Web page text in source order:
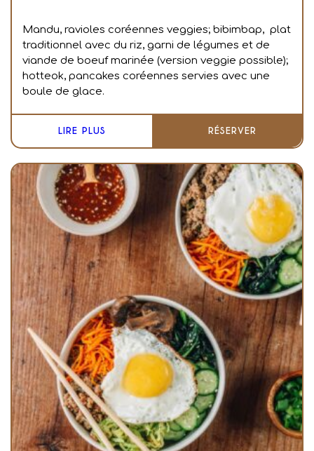
Mandu, ravioles coréennes veggies; bibimbap, plat
traditionnel avec du riz, garni de légumes et de
viande de boeuf marinée (version veggie possible);
hotteok, pancakes coréennes servies avec une
boule de glace.
LIRE PLUS RÉSERVER